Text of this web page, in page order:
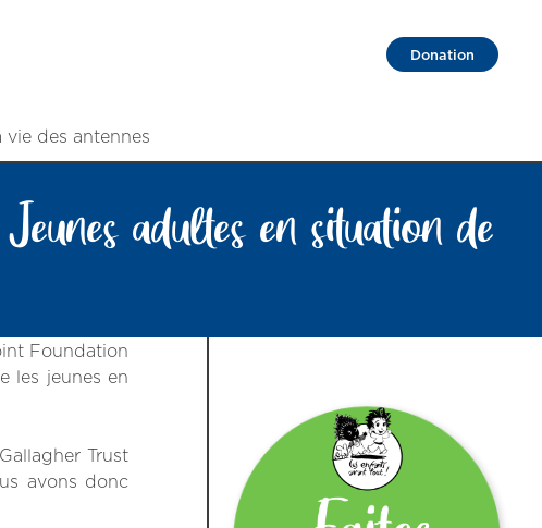
Donation
vie des antennes
adultes en situation de
Foundation
les jeunes en
Trust
avons donc